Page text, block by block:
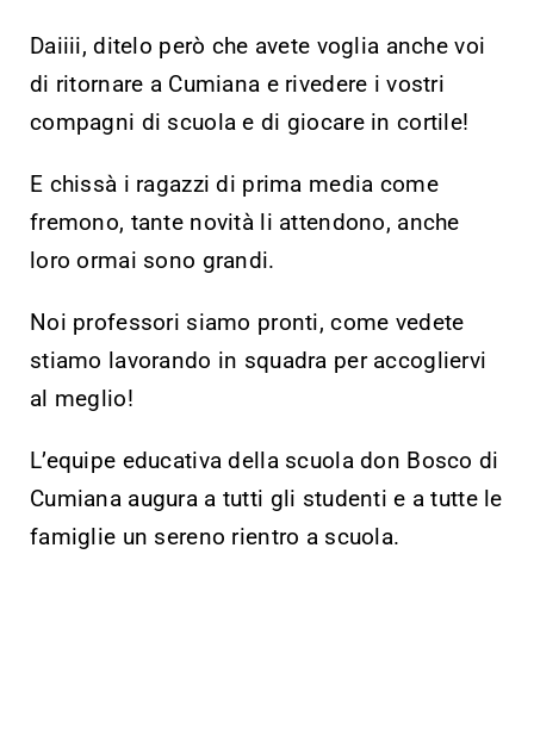
Daiiii, ditelo però che avete voglia anche voi
di ritornare a Cumiana e rivedere i vostri
compagni di scuola e di giocare in cortile!
E chissà i ragazzi di prima media come
fremono, tante novità li attendono, anche
loro ormai sono grandi.
Noi professori siamo pronti, come vedete
stiamo lavorando in squadra per accogliervi
al meglio!
L’equipe educativa della scuola don Bosco di
Cumiana augura a tutti gli studenti e a tutte le
famiglie un sereno rientro a scuola.